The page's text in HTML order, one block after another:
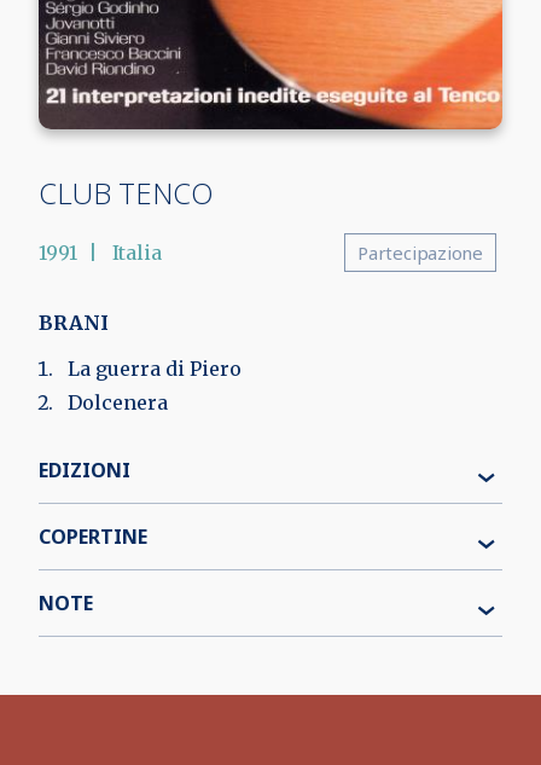
CLUB TENCO
1991 Italia Partecipazione
BRANI
La guerra di Piero
Dolcenera
EDIZIONI
COPERTINE
NOTE